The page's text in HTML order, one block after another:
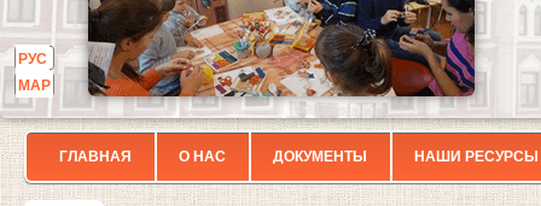
РУС
МАР
ГЛАВНАЯ О НАС ДОКУМЕНТЫ НАШИ РЕСУРСЫ